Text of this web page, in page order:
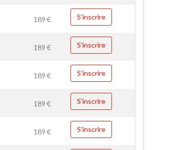
189€ S'inscrire
189€ S'inscrire
189€ S'inscrire
189€ S'inscrire
189€ S'inscrire